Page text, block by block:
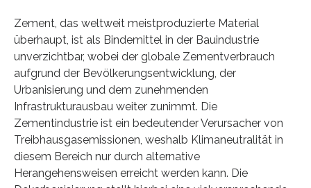
Zement, das weltweit meistproduzierte Material
überhaupt, ist als Bindemittel in der Bauindustrie
unverzichtbar, wobei der globale Zementverbrauch
aufgrund der Bevölkerungsentwicklung, der
Urbanisierung und dem zunehmenden
Infrastrukturausbau weiter zunimmt. Die
Zementindustrie ist ein bedeutender Verursacher von
Treibhausgasemissionen, weshalb Klimaneutralität in
diesem Bereich nur durch alternative
Herangehensweisen erreicht werden kann. Die